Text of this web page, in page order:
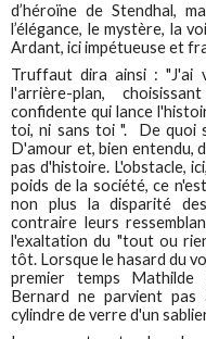
d’héroïne de Stendhal,
l’élégance, le mystère, la
Ardant, ici impétueuse et
Truffaut dira ainsi : "J'ai
l'arrière-plan,
confidente qui lance
toi, ni sans toi ". De quoi
D'amour et, bien entendu,
pas d'histoire. L'obstacle,
poids de la société, ce
non plus la disparité
contraire leurs
l'exaltation du "tout ou
tôt. Lorsque le hasard du
premier temps
Bernard ne parvient
cylindre de verre d'un